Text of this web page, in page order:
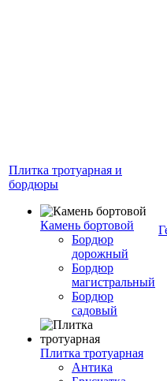
Плитка тротуарная и
бордюры
Камень бортовой
Бордюр
дорожный
Бордюр
магистральный
Бордюр
садовый
Плитка тротуарная
Антика